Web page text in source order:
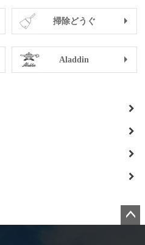
掃除どうぐ
Aladdin